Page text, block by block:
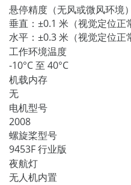
悬停精度（无风或微风环境）
垂直：±0.1 米（视觉定位正
水平：±0.3 米（视觉定位正
工作环境温度
-10°C 至 40°C
机载内存
无
电机型号
2008
螺旋桨型号
9453F 行业版
夜航灯
无人机内置